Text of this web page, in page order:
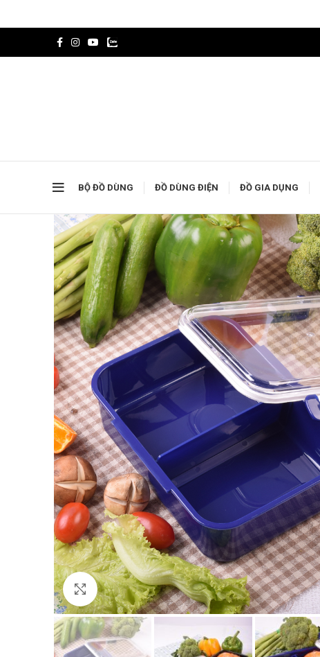
BỘ ĐỒ DÙNG ĐỒ DÙNG ĐIỆN ĐỒ GIA DỤNG
Click to enlarge